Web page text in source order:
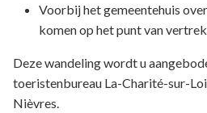
Voorbij het gemeentehuis
komen op het punt van
Deze wandeling wordt u
toeristenbureau La-Charité-sur-
Nièvres.